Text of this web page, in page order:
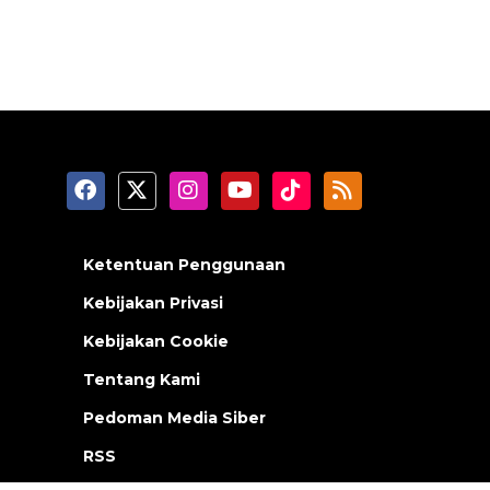
Ketentuan Penggunaan
Kebijakan Privasi
Kebijakan Cookie
Tentang Kami
Pedoman Media Siber
RSS